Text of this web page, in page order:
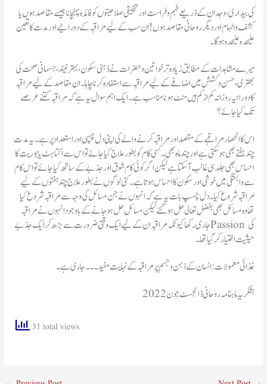
کی بیداری، وجدان کے ذریعے فہم و فراست اور تخلیقی صلاحیتوں کو فائدہ پہنچانا جیسے مقاصد ہوں یا
کشف والہام اور دیگر روحانی مقاصد ہوں ! ان سب کے لیے مراقبہ کے دورانیے اور مدت کا تعین
علیحدہ علیحدہ ہو گا۔
میرے مشاہدات کے مطابق زیادہ تر خواتین و حضرات نے ذہنی سکون، بہتر نیند ، جسمانی صحت کی
بهتری، حسن و کشش میں اضافے کے لیے مراقبہ سے استفادہ کرنا چاہا۔ ان مقاصد کے لیے مراقبہ
کا دورانیہ روزانہ کم از کم ہیں منٹ ہو نامناسب ہے۔ ایک اہم سوال یہ ہے کہ مراقبہ کتنے عرصے
تک کیا جائے ؟
اس کا انحصار مراقبے کے مقصد اور مراقبہ کرنے والے کی اپنی دل چسپی اور استعداد پر ہے۔ یہ مدت
چند ہفتے بھی ہو سکتی ہے اور چند ماہ بھی۔ کسی کام کو بطور علاج کیا جائے تو اس سے اکتاہٹ یا بوریت کا
احساس بھی جلد ہی غالب آسکتا ہے لیکن اگر کوئی کام شوق اور جذبے کے ساتھ کیا جائے تو اس کام
سے وابستگی میں خوشی اور سکون کا احساس ہوتا ہے۔ کئی لوگوں نے بطور علاج چند ہفتوں کے لیے
مراقبہ شروع کیا۔ دل چسپ بات یہ ہے کہ انہوں نے جن مسائل کی وجہ سے مراقبہ شروع کیا
تھا وہ مسائل بھی بفضل تعالی حل ہو گئے لیکن مسائل حل ہو جانے کے باوجود انہوں نے مراقبہ
جاری رکھا کیونکہ مراقبہ ان کے لیے ایک وقتی ضرورت سے بڑھ کر ایک جذبے Passion کی
حیثیت اختیار کر گیا تھا۔
غذائی معمولات:انسان کے ذہن و جسم پر مراقبہ کے نہایت مفید۔۔۔جاری ہے۔
بشکریہ ماہنامہ روحانی ڈائجسٹ جون2022
31 total views